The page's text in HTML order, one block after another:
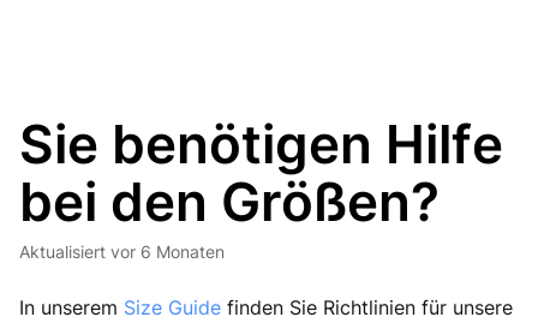
Sie benötigen Hilfe
bei den Größen?
Aktualisiert vor 6 Monaten
In unserem Size Guide finden Sie Richtlinien für unsere